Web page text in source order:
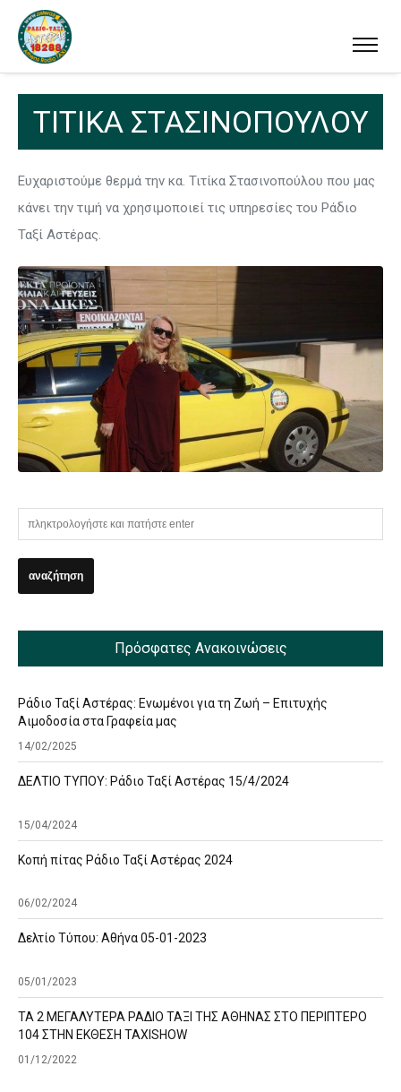
ΤΙΤΙΚΑ ΣΤΑΣΙΝΟΠΟΥΛΟΥ
Ευχαριστούμε θερμά την κα. Τιτίκα Στασινοπούλου που μας
κάνει την τιμή να χρησιμοποιεί τις υπηρεσίες του Ράδιο
Ταξί Αστέρας.
Πρόσφατες Ανακοινώσεις
Ράδιο Ταξί Αστέρας: Ενωμένοι για τη Ζωή – Επιτυχής
Αιμοδοσία στα Γραφεία μας
14/02/2025
ΔΕΛΤΙΟ ΤΥΠΟΥ: Ράδιο Ταξί Αστέρας 15/4/2024
15/04/2024
Κοπή πίτας Ράδιο Ταξί Αστέρας 2024
06/02/2024
Δελτίο Τύπου: Αθήνα 05-01-2023
05/01/2023
ΤΑ 2 ΜΕΓΑΛΥΤΕΡΑ ΡΑΔΙΟ ΤΑΞΙ ΤΗΣ ΑΘΗΝΑΣ ΣΤΟ ΠΕΡΙΠΤΕΡΟ
104 ΣΤΗΝ ΕΚΘΕΣΗ TAXISHOW
01/12/2022